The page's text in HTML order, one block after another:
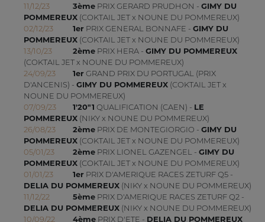
11/12/23
3èmePRIX GERARD PRUDHON - GIMY DU
POMMEREUX(COKTAIL JET x NOUNE DU POMMEREUX)
02/12/23
1erPRIX GENERAL BONNAFE - GIMY DU
POMMEREUX(COKTAIL JET x NOUNE DU POMMEREUX)
13/10/23
2èmePRIX HERA - GIMY DU POMMEREUX
(COKTAIL JET x NOUNE DU POMMEREUX)
24/09/23
1erGRAND PRIX DU PORTUGAL (PRIX
D'ANCENIS) - GIMY DU POMMEREUX(COKTAIL JET x
NOUNE DU POMMEREUX)
07/09/23
1'20"1 QUALIFICATION (CAEN) - LE
POMMEREUX(NIKY x NOUNE DU POMMEREUX)
26/08/23
2èmePRIX DE MONTEGIORGIO - GIMY DU
POMMEREUX(COKTAIL JET x NOUNE DU POMMEREUX)
05/01/23
2èmePRIX LIONEL GAZENGEL - GIMY DU
POMMEREUX(COKTAIL JET x NOUNE DU POMMEREUX)
01/01/23
1erPRIX D'AMERIQUE RACES ZETURF Q5 -
DELIA DU POMMEREUX(NIKY x NOUNE DU POMMEREUX)
11/12/22
5èmePRIX D'AMERIQUE RACES ZETURF Q2 -
DELIA DU POMMEREUX(NIKY x NOUNE DU POMMEREUX)
10/09/22
4èmePRIX D'ETE - DELIA DU POMMEREUX